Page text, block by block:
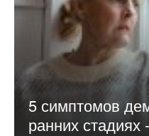
5 симптомов
ранних стадиях